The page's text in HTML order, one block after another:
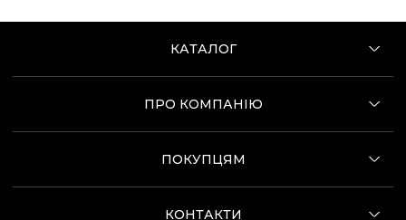
КАТАЛОГ
ПРО КОМПАНІЮ
ПОКУПЦЯМ
КОНТАКТИ